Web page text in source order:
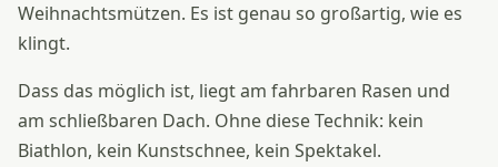
Weihnachtsmützen. Es ist genau so großartig, wie es
klingt.
Dass das möglich ist, liegt am fahrbaren Rasen und
am schließbaren Dach. Ohne diese Technik: kein
Biathlon, kein Kunstschnee, kein Spektakel.